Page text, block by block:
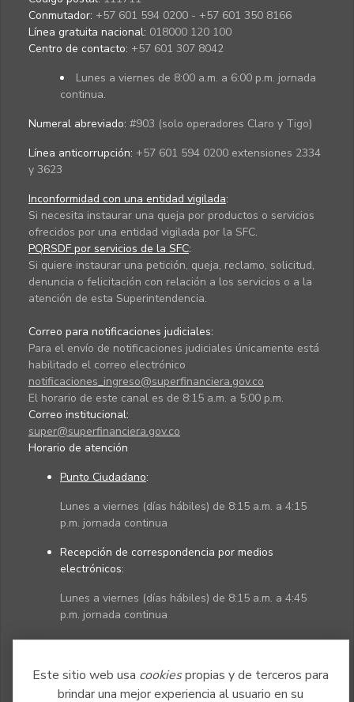
Este sitio web usa cookiespropias y de terceros para
brindar una mejor experiencia al usuario en su
Conmutador: +57 601 594 0200 - +57 601 350 8166
Línea gratuita nacional: 018000 120 100
Centro de contacto: +57 601 307 8042
Lunes a viernes de 8:00 a.m. a 6:00 p.m. jornada
continua.
Numeral abreviado: #903 (solo operadores Claro y Tigo)
Línea anticorrupción: +57 601 594 0200 extensiones 2334
y 3623
Inconformidad con una entidad vigilada:
Si necesita instaurar una queja por productos o servicios
ofrecidos por una entidad vigilada por la SFC.
PQRSDF por servicios de la SFC:
Si quiere instaurar una petición, queja, reclamo, solicitud,
denuncia o felicitación con relación a los servicios o a la
atención de esta Superintendencia.
Correo para notificaciones judiciales:
Para el envío de notificaciones judiciales únicamente está
habilitado el correo electrónico
notificaciones_ingreso@superfinanciera.gov.co
El horario de este canal es de 8:15 a.m. a 5:00 p.m.
Correo institucional:
super@superfinanciera.gov.co
Horario de atención
Punto Ciudadano:
Lunes a viernes (días hábiles) de 8:15 a.m. a 4:15
p.m. jornada continua
Recepción de correspondencia por medios
electrónicos:
Lunes a viernes (días hábiles) de 8:15 a.m. a 4:45
p.m. jornada continua